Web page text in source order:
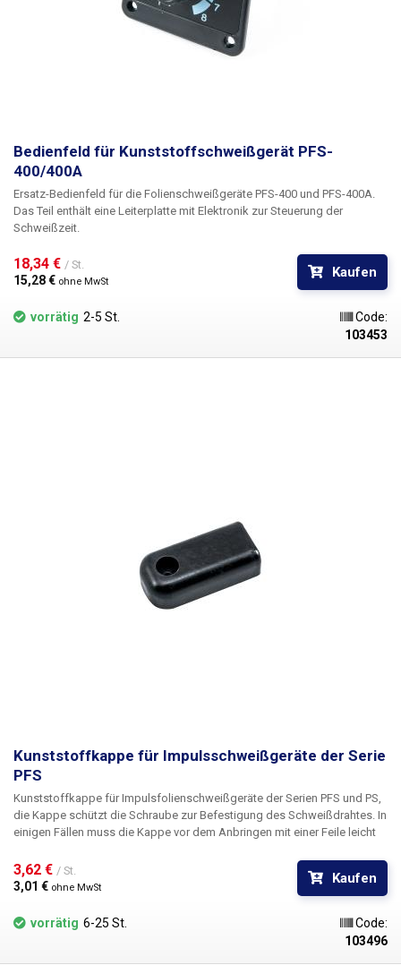
Bedienfeld für Kunststoffschweißgerät PFS-
400/400A
Ersatz-Bedienfeld für die Folienschweißgeräte PFS-400 und PFS-400A.
Das Teil enthält eine Leiterplatte mit Elektronik zur Steuerung der
Schweißzeit.
18,34 € / St.
15,28 € ohne MwSt
Kaufen
vorrätig 2-5 St.
Code:
103453
Kunststoffkappe für Impulsschweißgeräte der Serie
PFS
Kunststoffkappe für Impulsfolienschweißgeräte der Serien PFS und PS,
die Kappe schützt die Schraube zur Befestigung des Schweißdrahtes. In
einigen Fällen muss die Kappe vor dem Anbringen mit einer Feile leicht
unterschiedlich groß sind. Die Kappe kann mit PFS-600S, PFS-450S,
PFS350S, PS-450M, PFS-500, PFS500A, PFS-300X, PFS-400, PFS-400A,
(LxBxH)
3,62 € / St.
3,01 € ohne MwSt
Kaufen
vorrätig 6-25 St.
Code:
103496